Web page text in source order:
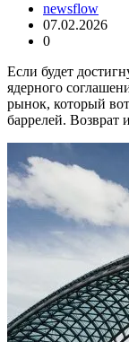
newsflow
07.02.2026
0
Если будет
ядерного
рынок, который
баррелей.